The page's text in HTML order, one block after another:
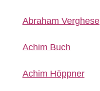
Abraham Verghese
Achim Buch
Achim Höppner